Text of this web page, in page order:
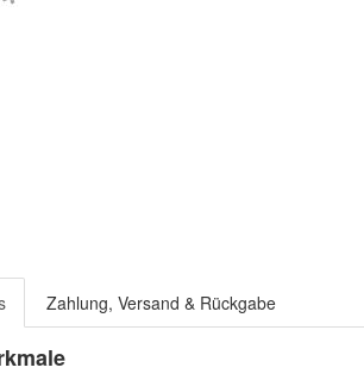
Zahlung, Versand & Rückgabe